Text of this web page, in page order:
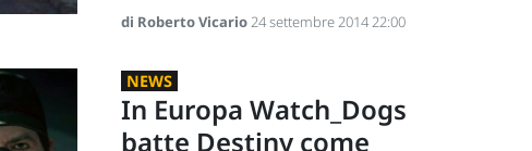
di Roberto Vicario24 settembre 2014 22:00
NEWS
In Europa Watch_Dogs
batte Destiny come